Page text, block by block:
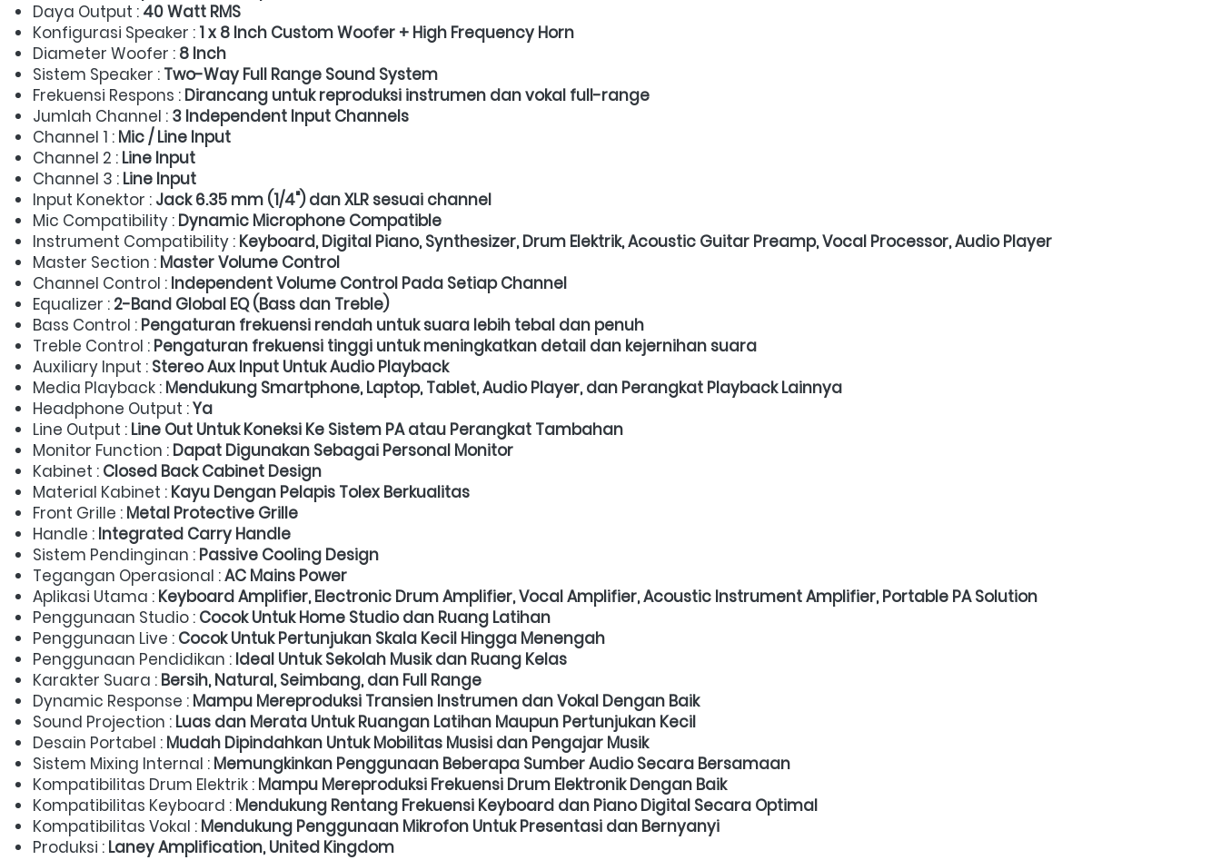
Daya Output : 40 Watt RMS
Konfigurasi Speaker : 1 x 8 Inch Custom Woofer + High Frequency Horn
Diameter Woofer : 8 Inch
Sistem Speaker : Two-Way Full Range Sound System
Frekuensi Respons : Dirancang untuk reproduksi instrumen dan vokal full-range
Jumlah Channel : 3 Independent Input Channels
Channel 1 : Mic / Line Input
Channel 2 : Line Input
Channel 3 : Line Input
Input Konektor : Jack 6.35 mm (1/4") dan XLR sesuai channel
Mic Compatibility : Dynamic Microphone Compatible
Instrument Compatibility : Keyboard, Digital Piano, Synthesizer, Drum Elektrik, Acoustic Guitar Preamp, Vocal Processor, Audio Player
Master Section : Master Volume Control
Channel Control : Independent Volume Control Pada Setiap Channel
Equalizer : 2-Band Global EQ (Bass dan Treble)
Bass Control : Pengaturan frekuensi rendah untuk suara lebih tebal dan penuh
Treble Control : Pengaturan frekuensi tinggi untuk meningkatkan detail dan kejernihan suara
Auxiliary Input : Stereo Aux Input Untuk Audio Playback
Media Playback : Mendukung Smartphone, Laptop, Tablet, Audio Player, dan Perangkat Playback Lainnya
Headphone Output : Ya
Line Output : Line Out Untuk Koneksi Ke Sistem PA atau Perangkat Tambahan
Monitor Function : Dapat Digunakan Sebagai Personal Monitor
Kabinet : Closed Back Cabinet Design
Material Kabinet : Kayu Dengan Pelapis Tolex Berkualitas
Front Grille : Metal Protective Grille
Handle : Integrated Carry Handle
Sistem Pendinginan : Passive Cooling Design
Tegangan Operasional : AC Mains Power
Aplikasi Utama : Keyboard Amplifier, Electronic Drum Amplifier, Vocal Amplifier, Acoustic Instrument Amplifier, Portable PA Solution
Penggunaan Studio : Cocok Untuk Home Studio dan Ruang Latihan
Penggunaan Live : Cocok Untuk Pertunjukan Skala Kecil Hingga Menengah
Penggunaan Pendidikan : Ideal Untuk Sekolah Musik dan Ruang Kelas
Karakter Suara : Bersih, Natural, Seimbang, dan Full Range
Dynamic Response : Mampu Mereproduksi Transien Instrumen dan Vokal Dengan Baik
Sound Projection : Luas dan Merata Untuk Ruangan Latihan Maupun Pertunjukan Kecil
Desain Portabel : Mudah Dipindahkan Untuk Mobilitas Musisi dan Pengajar Musik
Sistem Mixing Internal : Memungkinkan Penggunaan Beberapa Sumber Audio Secara Bersamaan
Kompatibilitas Drum Elektrik : Mampu Mereproduksi Frekuensi Drum Elektronik Dengan Baik
Kompatibilitas Keyboard : Mendukung Rentang Frekuensi Keyboard dan Piano Digital Secara Optimal
Kompatibilitas Vokal : Mendukung Penggunaan Mikrofon Untuk Presentasi dan Bernyanyi
Produksi : Laney Amplification, United Kingdom